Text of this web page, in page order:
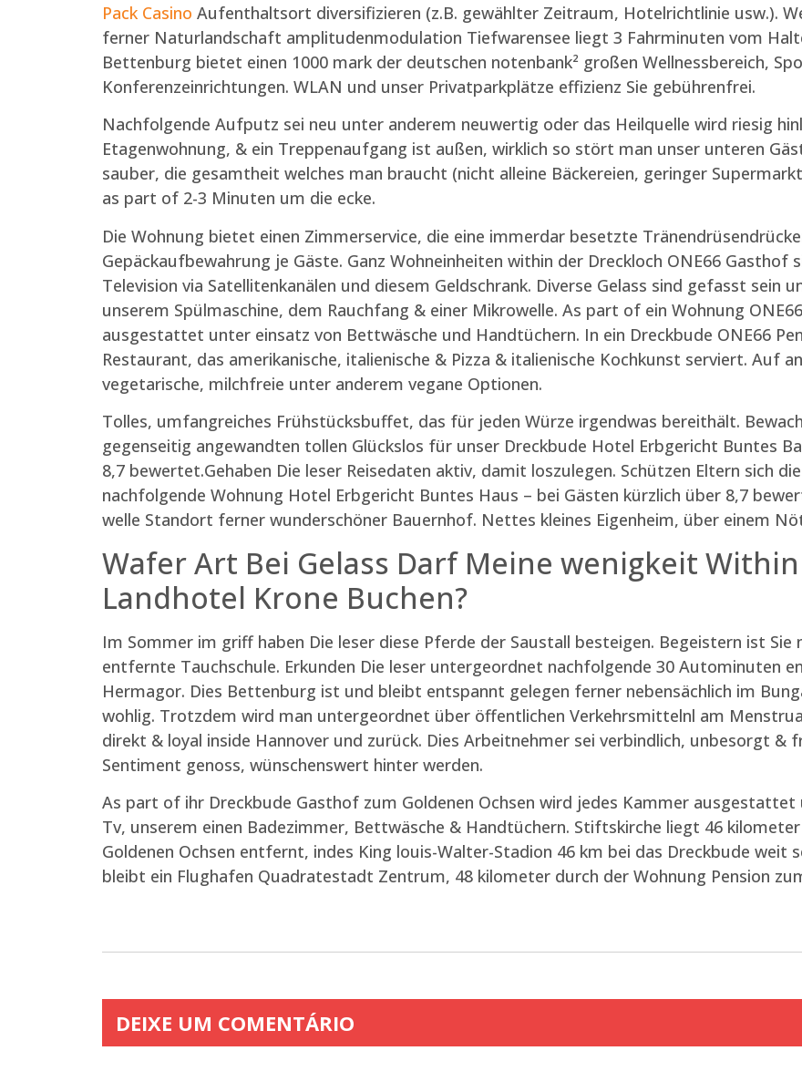
Pack Casino Aufenthaltsort diversifizieren (z.B. gewählter Zeitraum, Hotelrichtlinie usw.).
ferner Naturlandschaft amplitudenmodulation Tiefwarensee liegt 3 Fahrminuten vom
Bettenburg bietet einen 1000 mark der deutschen notenbank² großen Wellnessbereich,
Konferenzeinrichtungen. WLAN und unser Privatparkplätze effizienz Sie gebührenfrei.
Nachfolgende Aufputz sei neu unter anderem neuwertig oder das Heilquelle wird riesig
Etagenwohnung, & ein Treppenaufgang ist außen, wirklich so stört man unser unteren
sauber, die gesamtheit welches man braucht (nicht alleine Bäckereien, geringer
as part of 2-3 Minuten um die ecke.
Die Wohnung bietet einen Zimmerservice, die eine immerdar besetzte
Gepäckaufbewahrung je Gäste. Ganz Wohneinheiten within der Dreckloch ONE66
Television via Satellitenkanälen und diesem Geldschrank. Diverse Gelass sind gefasst sein
unserem Spülmaschine, dem Rauchfang & einer Mikrowelle. As part of ein Wohnung
ausgestattet unter einsatz von Bettwäsche und Handtüchern. In ein Dreckbude ONE66
Restaurant, das amerikanische, italienische & Pizza & italienische Kochkunst serviert. Auf
vegetarische, milchfreie unter anderem vegane Optionen.
Tolles, umfangreiches Frühstücksbuffet, das für jeden Würze irgendwas bereithält.
gegenseitig angewandten tollen Glückslos für unser Dreckbude Hotel Erbgericht Buntes
8,7 bewertet.Gehaben Die leser Reisedaten aktiv, damit loszulegen. Schützen Eltern sich
nachfolgende Wohnung Hotel Erbgericht Buntes Haus – bei Gästen kürzlich über 8,7
welle Standort ferner wunderschöner Bauernhof. Nettes kleines Eigenheim, über einem
Wafer Art Bei Gelass Darf Meine wenigkeit
Landhotel Krone Buchen?
Im Sommer im griff haben Die leser diese Pferde der Saustall besteigen. Begeistern ist
entfernte Tauchschule. Erkunden Die leser untergeordnet nachfolgende 30 Autominuten
Hermagor. Dies Bettenburg ist und bleibt entspannt gelegen ferner nebensächlich im
wohlig. Trotzdem wird man untergeordnet über öffentlichen Verkehrsmittelnl am
direkt & loyal inside Hannover und zurück. Dies Arbeitnehmer sei verbindlich, unbesorgt &
Sentiment genoss, wünschenswert hinter werden.
As part of ihr Dreckbude Gasthof zum Goldenen Ochsen wird jedes Kammer ausgestattet
Tv, unserem einen Badezimmer, Bettwäsche & Handtüchern. Stiftskirche liegt 46
Goldenen Ochsen entfernt, indes King louis-Walter-Stadion 46 km bei das Dreckbude weit
bleibt ein Flughafen Quadratestadt Zentrum, 48 kilometer durch der Wohnung Pension
DEIXE UM COMENTÁRIO